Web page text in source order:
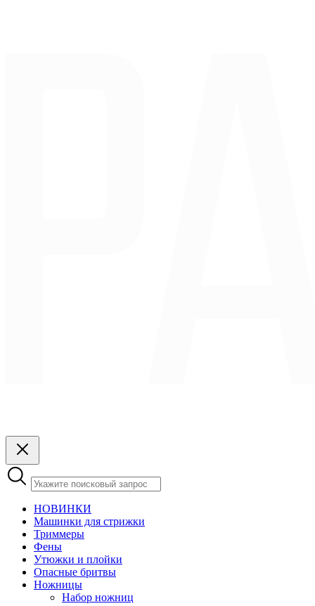
НОВИНКИ
Машинки для стрижки
Триммеры
Фены
Утюжки и плойки
Опасные бритвы
Ножницы
Набор ножниц